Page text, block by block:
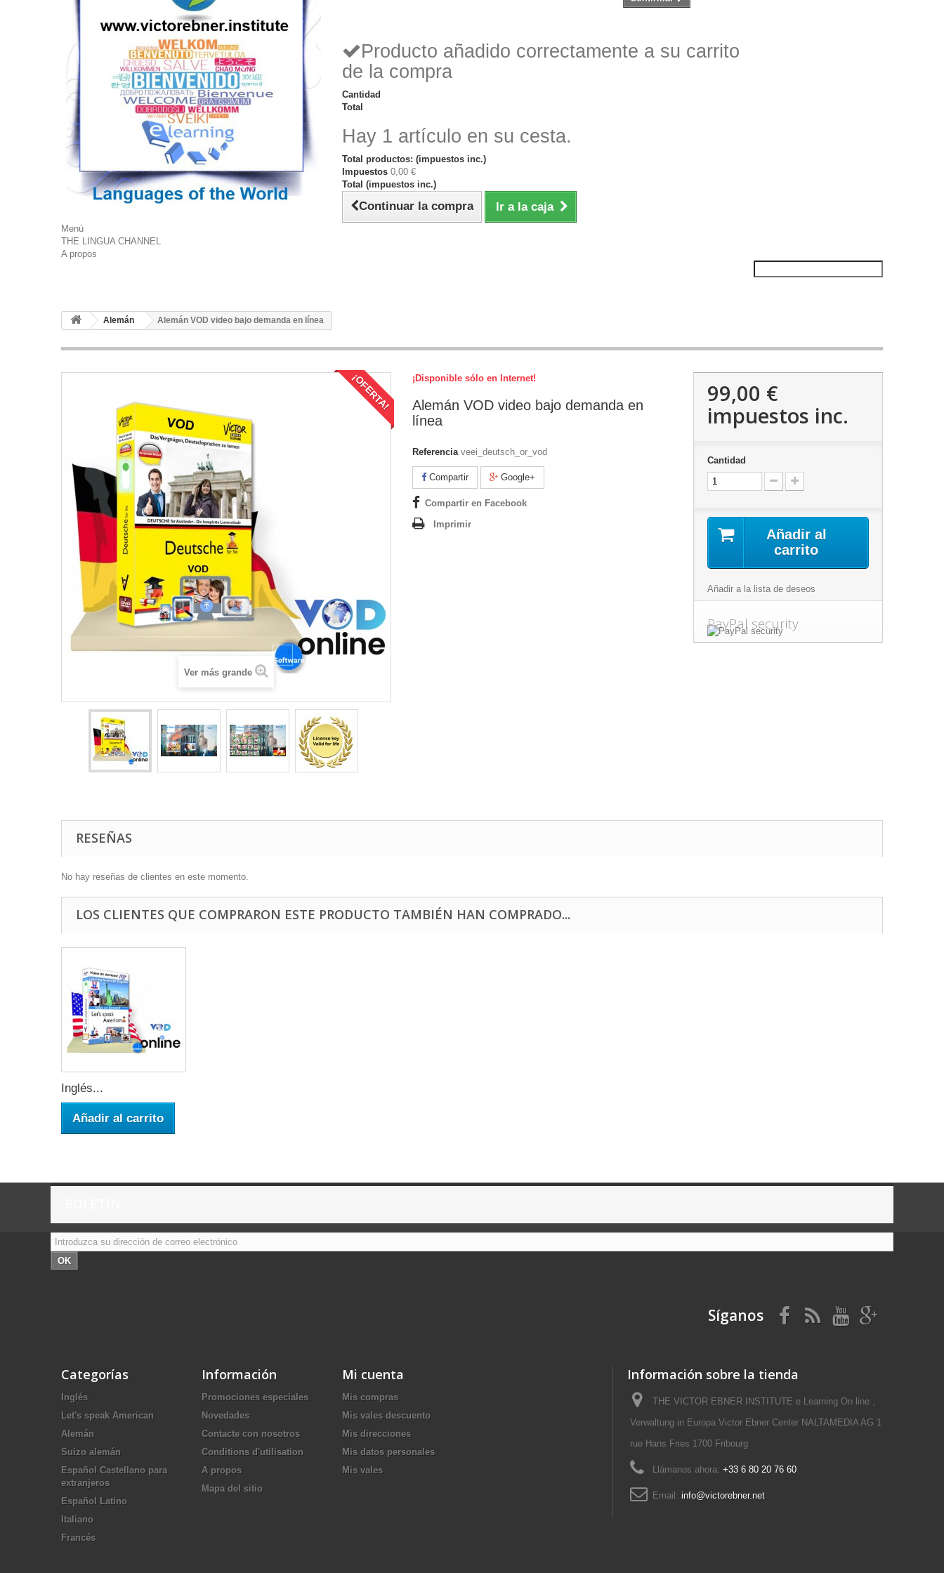
Producto añadido correctamente a su carrito
de la compra
Cantidad
Total
Hay 1 artículo en su cesta.
Total productos: (impuestos inc.)
Impuestos 0,00 €
Total (impuestos inc.)
Continuar la compra Ir a la caja
Menú
THE LINGUA CHANNEL
A propos
Alemán Alemán VOD video bajo demanda en línea
¡OFERTA!
Ver más grande
¡Disponible sólo en Internet!
Alemán VOD video bajo demanda en
línea
Referencia veei_deutsch_or_vod
Compartir Google+
Compartir en Facebook
Imprimir
99,00 €
impuestos inc.
Cantidad
Añadir al
carrito
Añadir a la lista de deseos
PayPal security
RESEÑAS
No hay reseñas de clientes en este momento.
LOS CLIENTES QUE COMPRARON ESTE PRODUCTO TAMBIÉN HAN COMPRADO...
Inglés...
Añadir al carrito
OK
Síganos
Categorías
Inglés
Let's speak American
Alemán
Suizo alemán
Español Castellano para
extranjeros
Español Latino
Italiano
Francés
Información
Promociones especiales
Novedades
Contacte con nosotros
Conditions d'utilisation
A propos
Mapa del sitio
Mi cuenta
Mis compras
Mis vales descuento
Mis direcciones
Mis datos personales
Mis vales
Información sobre la tienda
THE VICTOR EBNER INSTITUTE e Learning On line ,
Verwaltung in Europa Victor Ebner Center NALTAMEDIA AG 1
rue Hans Fries 1700 Fribourg
Llámanos ahora: +33 6 80 20 76 60
Email: info@victorebner.net